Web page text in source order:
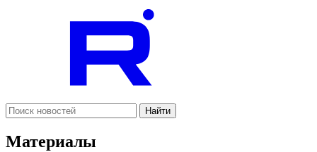
Найти
Материалы